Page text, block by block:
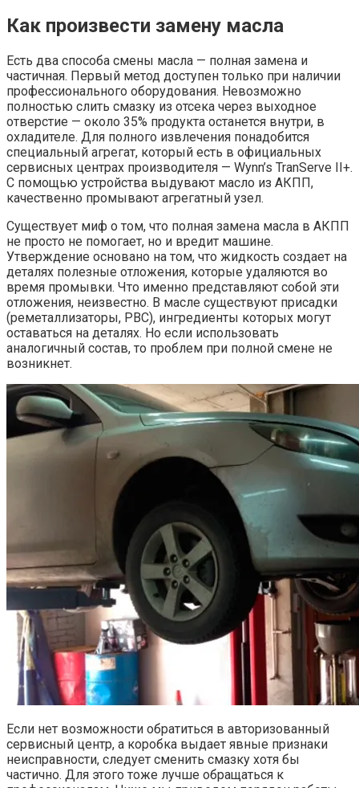
Как произвести замену масла
Есть два способа смены масла — полная замена и
частичная. Первый метод доступен только при наличии
профессионального оборудования. Невозможно
полностью слить смазку из отсека через выходное
отверстие — около 35% продукта останется внутри, в
охладителе. Для полного извлечения понадобится
специальный агрегат, который есть в официальных
сервисных центрах производителя — Wynn’s TranServe II+.
С помощью устройства выдувают масло из АКПП,
качественно промывают агрегатный узел.
Существует миф о том, что полная замена масла в АКПП
не просто не помогает, но и вредит машине.
Утверждение основано на том, что жидкость создает на
деталях полезные отложения, которые удаляются во
время промывки. Что именно представляют собой эти
отложения, неизвестно. В масле существуют присадки
(реметаллизаторы, РВС), ингредиенты которых могут
оставаться на деталях. Но если использовать
аналогичный состав, то проблем при полной смене не
возникнет.
Если нет возможности обратиться в авторизованный
сервисный центр, а коробка выдает явные признаки
неисправности, следует сменить смазку хотя бы
частично. Для этого тоже лучше обращаться к